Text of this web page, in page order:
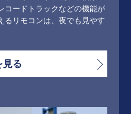
コードトラックなどの機能が
るリモコンは、夜でも見やす
見る